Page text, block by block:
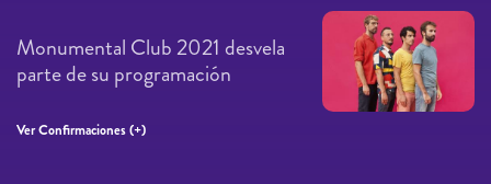
Monumental Club 2021 desvela
parte de su programación
Ver Confirmaciones (+)